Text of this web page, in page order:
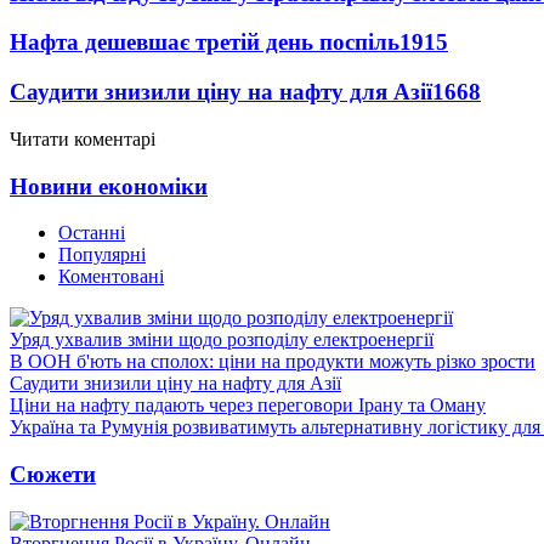
Нафта дешевшає третій день поспіль1915
Саудити знизили ціну на нафту для Азії1668
Читати коментарі
Новини економіки
Останні
Популярні
Коментовані
Уряд ухвалив зміни щодо розподілу електроенергії
В ООН б'ють на сполох: ціни на продукти можуть різко зрости
Саудити знизили ціну на нафту для Азії
Ціни на нафту падають через переговори Ірану та Оману
Україна та Румунія розвиватимуть альтернативну логістику
Сюжети